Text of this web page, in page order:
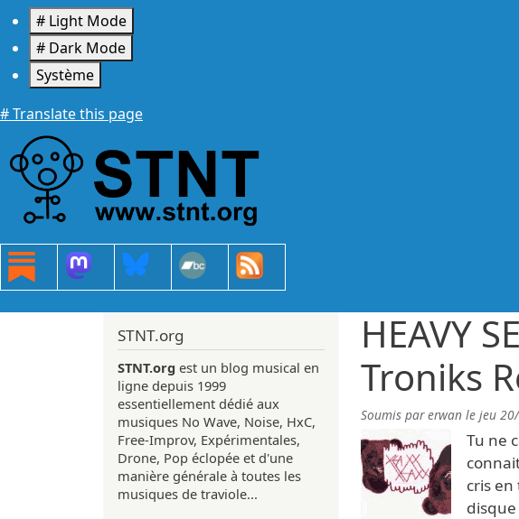
Aller au contenu principal
# Light Mode
# Dark Mode
Système
# Translate this page
HEAVY
Troniks
Soumis parerwan le jeu
Tu ne
cris en
disque
STNT.org
STNT.org est un blog musical en
ligne depuis 1999
essentiellement dédié aux
musiques No Wave, Noise, HxC,
Free-Improv, Expérimentales,
Drone, Pop éclopée et d'une
manière générale à toutes les
musiques de traviole...